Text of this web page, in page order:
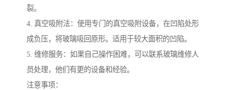
裂。
4. 真空吸附法：使用专门的真空吸附设备，在凹陷处形
成负压，将玻璃吸回原形。适用于较大面积的凹陷。
5. 维修服务：如果自己操作困难，可以联系玻璃维修人
员处理，他们有更的设备和经验。
注意事项：